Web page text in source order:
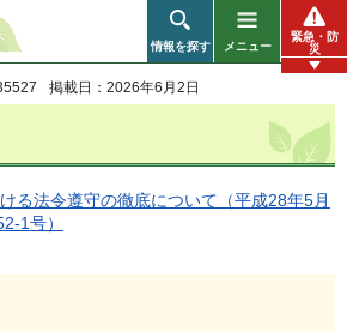
情報を探す メニュー
緊急・防
災
掲載日：2026年6月2日
る法令遵守の徹底について（平成28年5月
1号）